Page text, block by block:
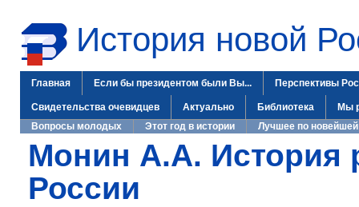
История новой
Главная Если бы президентом были Вы... Перспективы
Свидетельства очевидцев Актуально Библиотека
Мы
Вопросы молодых
Этот год в истории Лучшее по новейшей
Монин А.А. История
России